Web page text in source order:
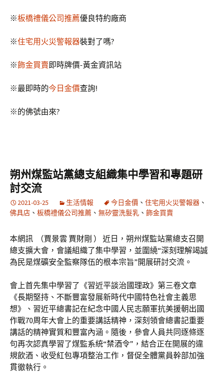
※板橋禮儀公司推薦優良特約廠商
※住宅用火災警報器裝對了嗎?
※飾金買賣即時牌價-黃金資訊站
※最即時的今日金價查詢!
※的佛號由來?
朔州煤監站黨總支組織集中學習和專題研
討交流
2021-03-25 生活情報 今日金價 、 住宅用火災警報器 、
佛具店 、 板橋禮儀公司推薦 、 無矽靈洗髮乳 、 飾金買賣
本網訊 （賈景雲 賈財剛 ） 近日，朔州煤監站黨總支召開
總支擴大會，會議組織了集中學習，並圍繞“深刻理解竭誠
為民是煤礦安全監察隊伍的根本宗旨”開展研討交流。
會上首先集中學習了《習近平談治國理政》第三卷文章
《長期堅持、不斷豐富發展新時代中國特色社會主義思
想》、習近平總書記在紀念中國人民志願軍抗美援朝出國
作戰70周年大會上的重要講話精神，深刻領會總書記重要
講話的精神實質和豐富內涵。隨後，參會人員共同逐條逐
句再次認真學習了煤監系統“禁酒令”，結合正在開展的違
規飲酒、收受紅包專項整治工作，督促全體黨員幹部加強
貫徹執行。